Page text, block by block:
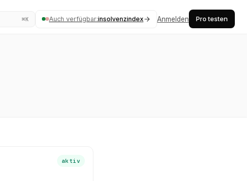
⌘K Auch verfügbar:insolvenzindex Anmelden Pro testen
aktiv